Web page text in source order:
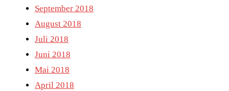
September 2018
August 2018
Juli 2018
Juni 2018
Mai 2018
April 2018